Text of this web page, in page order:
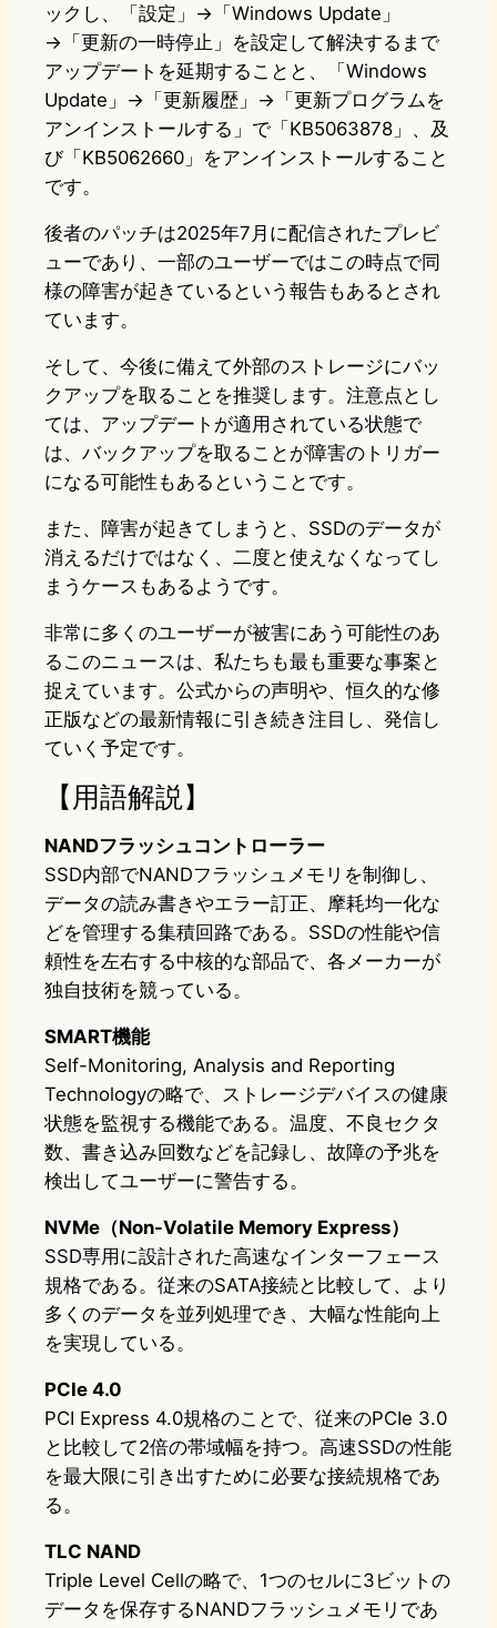
ックし、「設定」→「Windows Update」
→「更新の一時停止」を設定して解決するまで
アップデートを延期することと、「Windows
Update」→「更新履歴」→「更新プログラムを
アンインストールする」で「KB5063878」、及
び「KB5062660」をアンインストールすること
です。
後者のパッチは2025年7月に配信されたプレビ
ューであり、一部のユーザーではこの時点で同
様の障害が起きているという報告もあるとされ
ています。
そして、今後に備えて外部のストレージにバッ
クアップを取ることを推奨します。注意点とし
ては、アップデートが適用されている状態で
は、バックアップを取ることが障害のトリガー
になる可能性もあるということです。
また、障害が起きてしまうと、SSDのデータが
消えるだけではなく、二度と使えなくなってし
まうケースもあるようです。
非常に多くのユーザーが被害にあう可能性のあ
るこのニュースは、私たちも最も重要な事案と
捉えています。公式からの声明や、恒久的な修
正版などの最新情報に引き続き注目し、発信し
ていく予定です。
【用語解説】
NANDフラッシュコントローラー
SSD内部でNANDフラッシュメモリを制御し、
データの読み書きやエラー訂正、摩耗均一化な
どを管理する集積回路である。SSDの性能や信
頼性を左右する中核的な部品で、各メーカーが
独自技術を競っている。
SMART機能
Self-Monitoring, Analysis and Reporting
Technologyの略で、ストレージデバイスの健康
状態を監視する機能である。温度、不良セクタ
数、書き込み回数などを記録し、故障の予兆を
検出してユーザーに警告する。
NVMe（Non-Volatile Memory Express）
SSD専用に設計された高速なインターフェース
規格である。従来のSATA接続と比較して、より
多くのデータを並列処理でき、大幅な性能向上
を実現している。
PCIe 4.0
PCI Express 4.0規格のことで、従来のPCIe 3.0
と比較して2倍の帯域幅を持つ。高速SSDの性能
を最大限に引き出すために必要な接続規格であ
る。
TLC NAND
Triple Level Cellの略で、1つのセルに3ビットの
データを保存するNANDフラッシュメモリであ